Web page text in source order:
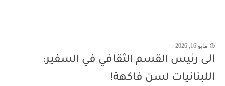
مايو 16, 2026
الى رئيس القسم الثقافي في السفير:
اللبنانيات لسن فاكهة!